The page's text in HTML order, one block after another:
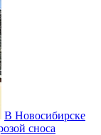
В Новосибирске
сноса